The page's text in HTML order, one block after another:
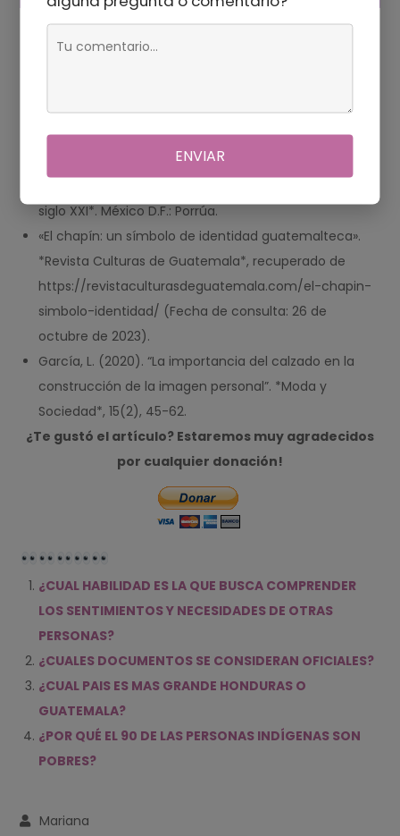
Fuentes
Latinoamérica: del zapato colonial al diseño
contemporáneo*. Buenos Aires: Editorial
siglo XXI*. México D.F.: Porrúa.
«El chapín: un símbolo de identidad guatemalteca».
*Revista Culturas de Guatemala*, recuperado de
https://revistaculturasdeguatemala.com/el-chapin-
simbolo-identidad/ (Fecha de consulta: 26 de
octubre de 2023).
García, L. (2020). “La importancia del calzado en la
construcción de la imagen personal”. *Moda y
Sociedad*, 15(2), 45-62.
¿Te gustó el artículo? Estaremos muy agradecidos
por cualquier donación!
¿CUAL HABILIDAD ES LA QUE BUSCA COMPRENDER
LOS SENTIMIENTOS Y NECESIDADES DE OTRAS
PERSONAS?
¿CUALES DOCUMENTOS SE CONSIDERAN OFICIALES?
¿CUAL PAIS ES MAS GRANDE HONDURAS O
GUATEMALA?
¿POR QUÉ EL 90 DE LAS PERSONAS INDÍGENAS SON
POBRES?
ENVIAR